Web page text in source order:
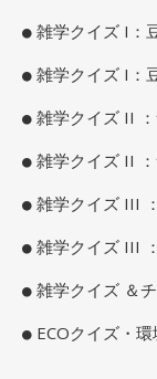
雑学クイズ I：
雑学クイズ I：
雑学クイズ II
雑学クイズ II
雑学クイズ III
雑学クイズ III
雑学クイズ ＆
ECOクイズ・